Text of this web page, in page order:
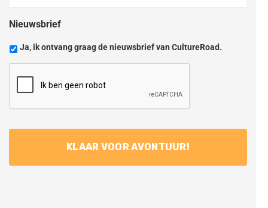
Nieuwsbrief
Ja, ik ontvang graag de nieuwsbrief van CultureRoad.